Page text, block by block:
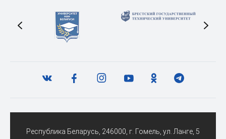
Республика Беларусь, 246000, г. Гомель, ул. Ланге, 5